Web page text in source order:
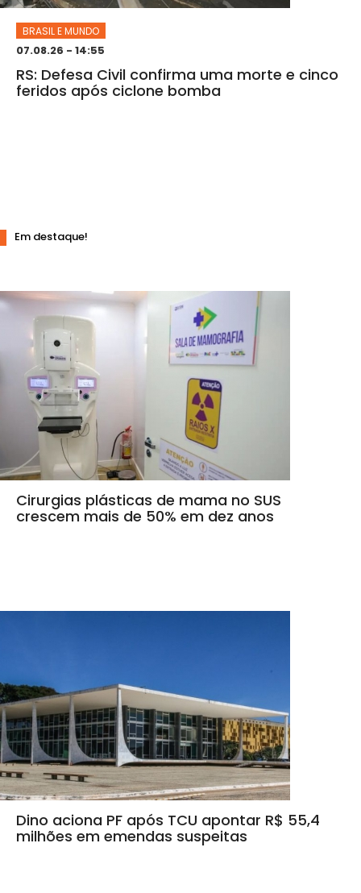
BRASIL E MUNDO
07.08.26 - 14:55
RS: Defesa Civil confirma uma morte e cinco
feridos após ciclone bomba
Em destaque!
Cirurgias plásticas de mama no SUS
crescem mais de 50% em dez anos
Dino aciona PF após TCU apontar R$ 55,4
milhões em emendas suspeitas